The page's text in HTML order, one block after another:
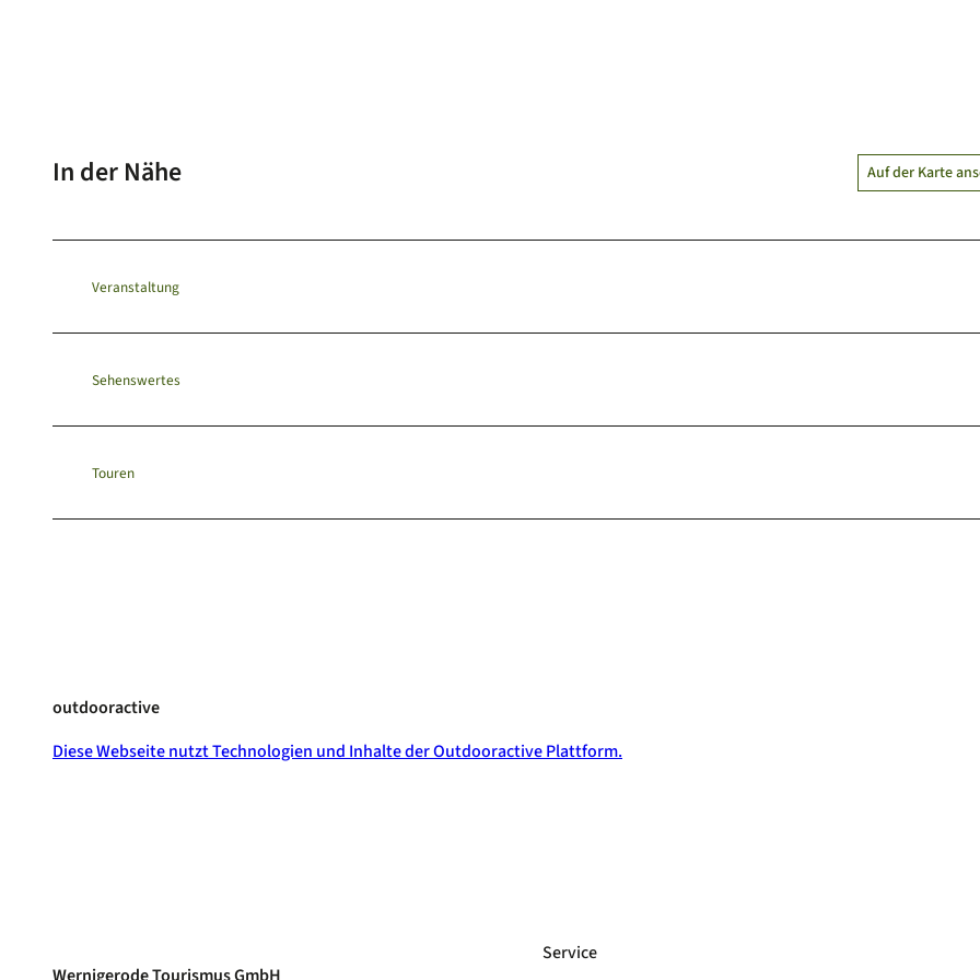
In der Nähe Auf der Karte
Veranstaltung
Sehenswertes
Touren
outdooractive
Diese Webseite nutzt Technologien und Inhalte der Outdooractive Plattform.
Service